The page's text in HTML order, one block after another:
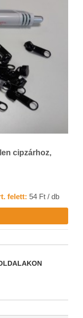
cipzárhoz,
felett: 54 Ft / db